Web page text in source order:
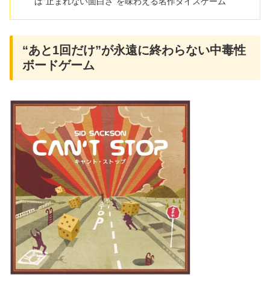
“あと1回だけ”が永遠に終わらない中毒性
ボードゲーム